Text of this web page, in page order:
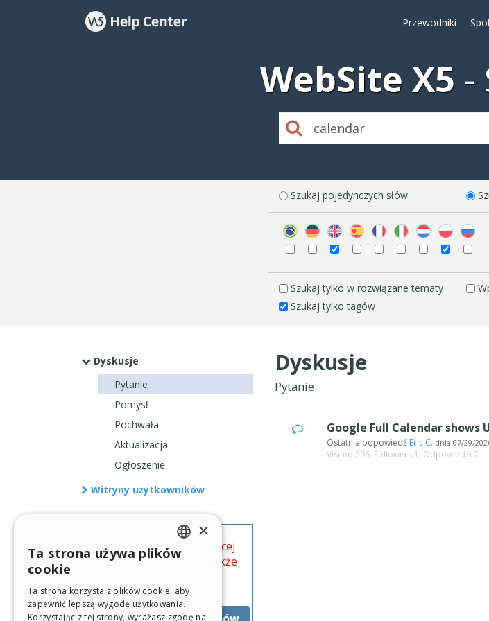
Przewodniki
WebSite X5
Szukaj pojedynczych słów
Szukaj tylko w rozwiązane tematy
Szukaj tylko tagów
Dyskusje
Pytanie
Pomysł
Pochwała
Aktualizacja
Ogłoszenie
Witryny użytkowników
Chcesz się dowiedzieć więcej
na ten temat? Przejrzyj także
WebSite X5.
Dyskusje
Pytanie
Google Full Calendar shows
Ostatnia odpowiedź Eric C. dnia07/29/
Visited 296, Followers 1, Odpowiedzi 7
ENGLISH
GERMAN
×
Ta strona używa plików
cookie
Ta strona korzysta z plików cookie, aby
zapewnić lepszą wygodę użytkowania.
Korzystając z tej strony, wyrażasz zgodę na